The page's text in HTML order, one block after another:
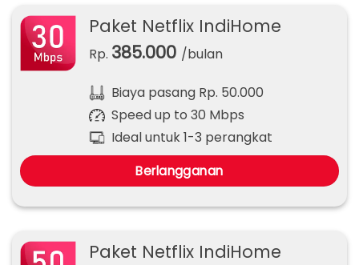
Paket Netflix IndiHome
Rp. 385.000 /bulan
Biaya pasang Rp. 50.000
Speed up to 30 Mbps
Ideal untuk 1-3 perangkat
Berlangganan
Paket Netflix IndiHome